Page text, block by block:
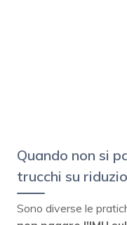
Quando non si
trucchi su
Sono diverse le